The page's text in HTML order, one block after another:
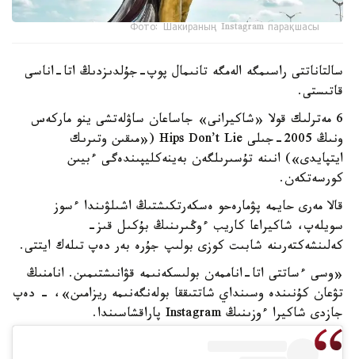
Фото: Шакираның Instagram парақшасы
سالتاناتتى راسىمگە الەمگە تانىمال پوپ-جۇلدىزدىڭ اتا-اناسى
قاتىستى.
6 مەترلىك قولا «شاكيرانى» جاساعان ساۋلەتشى ينو ماركەس
ونىڭ 2005-جىلى Hips Don’t Lie («مىقىن وتىرىك
ايتپايدى») انىنە تۇسىرىلگەن بەينەكليپىندەگى ءبيىن
كورسەتكەن.
قالا مەرى حايمە پۋمارەحو ەسكەرتكىشتىڭ اشىلۋىندا ءسوز
سويلەپ، شاكيراعا كاريب ءوڭىرىنىڭ بۇكىل قىز-
كەلىنشەكتەرىنە شابىت كوزى بولىپ جۇرە بەر دەپ تىلەك ايتتى.
«وسى ءساتتى اتا-اناممەن بولىسكەنىمە قۋانىشتىمىن. انامنىڭ
تۋعان كۇنىندە وسىنداي شاتتىققا بولەنگەنىمە ريزامىن»، - دەپ
جازدى شاكيرا ءوزىنىڭ Instagram پاراقشاسىندا.